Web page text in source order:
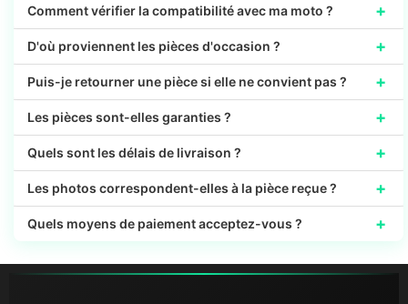
Comment vérifier la compatibilité avec ma moto ? +
D'où proviennent les pièces d'occasion ? +
Puis-je retourner une pièce si elle ne convient pas ? +
Les pièces sont-elles garanties ? +
Quels sont les délais de livraison ? +
Les photos correspondent-elles à la pièce reçue ? +
Quels moyens de paiement acceptez-vous ? +